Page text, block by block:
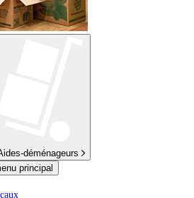
déménageurs
principal